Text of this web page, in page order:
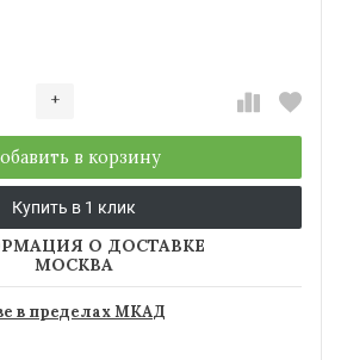
+
в корзину
Купить в 1 клик
О ДОСТАВКЕ
МОСКВА
в пределах МКАД